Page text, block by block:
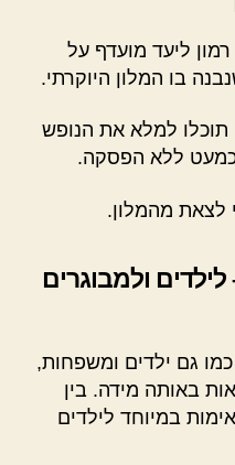
ליעד מועדף על
בו המלון היוקרתי.
תוכלו למלא את הנופש
ללא הפסקה.
לצאת מהמלון.
ולמבוגרים
גם ילדים ומשפחות,
באותה מידה. בין
במיוחד לילדים